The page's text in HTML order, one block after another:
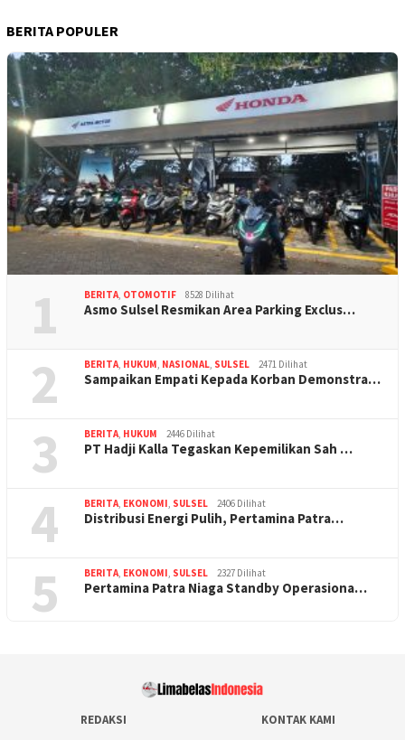
BERITA POPULER
1 BERITA, OTOMOTIF 8528 Dilihat
Asmo Sulsel Resmikan Area Parking Exclus…
2 BERITA, HUKUM, NASIONAL, SULSEL 2471 Dilihat
Sampaikan Empati Kepada Korban Demonstra…
3 BERITA, HUKUM 2446 Dilihat
PT Hadji Kalla Tegaskan Kepemilikan Sah …
4 BERITA, EKONOMI, SULSEL 2406 Dilihat
Distribusi Energi Pulih, Pertamina Patra…
5 BERITA, EKONOMI, SULSEL 2327 Dilihat
Pertamina Patra Niaga Standby Operasiona…
REDAKSI
KONTAK KAMI